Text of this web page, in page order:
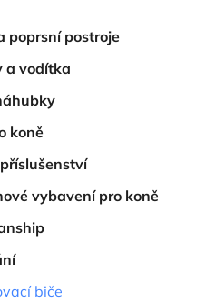
poprsní postroje
a vodítka
koně
vybavení pro koně
biče